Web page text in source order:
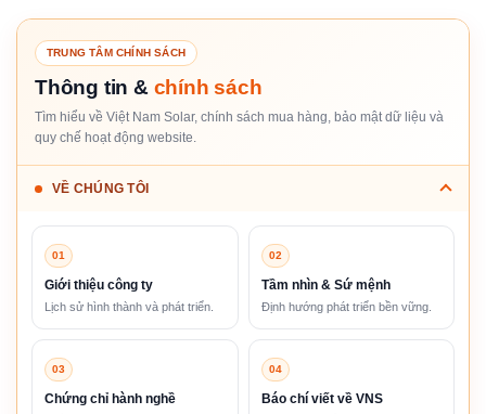
TRUNG TÂM CHÍNH SÁCH
Thông tin & chính sách
Tìm hiểu về Việt Nam Solar, chính sách mua hàng, bảo mật dữ liệu và
quy chế hoạt động website.
VỀ CHÚNG TÔI
01
Giới thiệu công ty
Lịch sử hình thành và phát triển.
02
Tầm nhìn & Sứ mệnh
Định hướng phát triển bền vững.
03
Chứng chỉ hành nghề
04
Báo chí viết về VNS